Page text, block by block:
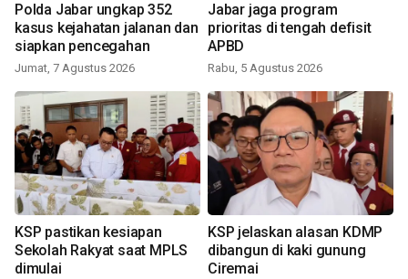
Polda Jabar ungkap 352
kasus kejahatan jalanan dan
siapkan pencegahan
Jumat, 7 Agustus 2026
Jabar jaga program
prioritas di tengah defisit
APBD
Rabu, 5 Agustus 2026
KSP pastikan kesiapan
Sekolah Rakyat saat MPLS
dimulai
KSP jelaskan alasan KDMP
dibangun di kaki gunung
Ciremai